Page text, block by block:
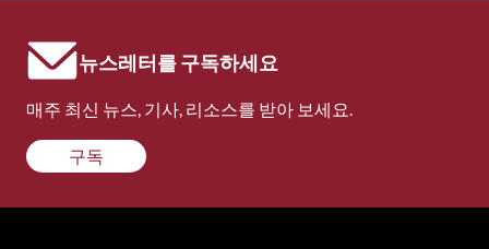
뉴스레터를 구독하세요
매주 최신 뉴스, 기사, 리소스를 받아 보세요.
구독